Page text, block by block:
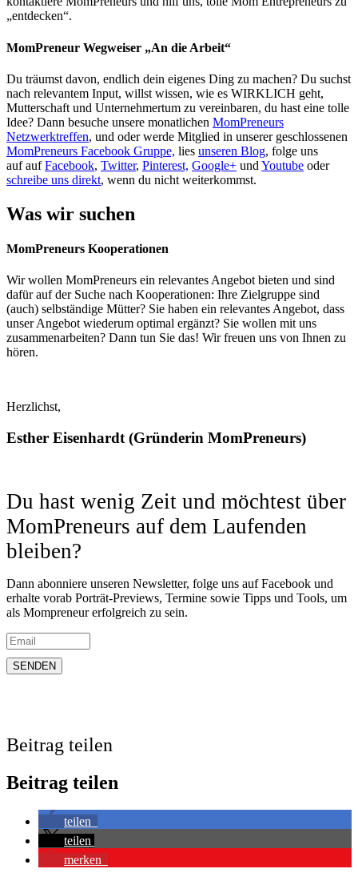
„entdecken“.
MomPreneur Wegweiser „An die Arbeit“
Du träumst davon, endlich dein eigenes Ding zu machen? Du suchst
nach relevantem Input, willst wissen, wie es WIRKLICH geht,
Mutterschaft und Unternehmertum zu vereinbaren, du hast eine tolle
Idee? Dann besuche unsere monatlichen MomPreneurs
Netzwerktreffen, und oder werde Mitglied in unserer geschlossenen
MomPreneurs Facebook Gruppe, lies unseren Blog, folge uns
auf aufFacebook, Twitter, Pinterest, Google+ und Youtube oder
schreibe uns direkt, wenn du nicht weiterkommst.
Was wir suchen
MomPreneurs Kooperationen
Wir wollen MomPreneurs ein relevantes Angebot bieten und sind
dafür auf der Suche nach Kooperationen: Ihre Zielgruppe sind
(auch) selbständige Mütter? Sie haben ein relevantes Angebot, dass
unser Angebot wiederum optimal ergänzt? Sie wollen mit uns
zusammenarbeiten? Dann tun Sie das! Wir freuen uns von Ihnen zu
hören.
Herzlichst,
Esther Eisenhardt (Gründerin MomPreneurs)
Du hast wenig Zeit und möchtest über
MomPreneurs auf dem Laufenden
bleiben?
Dann abonniere unseren Newsletter, folge uns auf Facebook und
erhalte vorab Porträt-Previews, Termine sowie Tipps und Tools, um
als Mompreneur erfolgreich zu sein.
SENDEN
Beitrag teilen
Beitrag teilen
teilen
teilen
merken